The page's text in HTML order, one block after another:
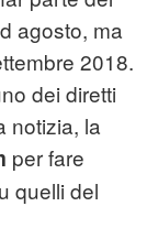
agosto, ma
2018.
dei diretti
notizia, la
per fare
quelli del